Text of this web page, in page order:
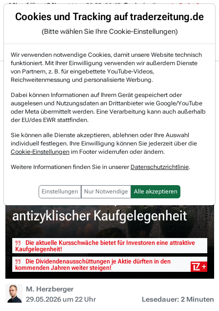
Trading-Room
% auf über +3 %. 06.08. 16:49 Trade des Tages 06.08.
Gratis Account Login
Jetzt registrieren und gratis Artikel lesen.
Bereits bei TraderFox registriert? Jetzt anmelden!
Home Börsen-Nachrichten
Meinungen
Talanx AG: Ein defensiver Dividenden-Champion mit ...
Talanx Watchlist
Talanx AG: Ein defensiver
Dividenden-Champion mit
antizyklischer Kaufgelegenheit
Die aktuelle Kursschwäche bietet für Investoren eine attraktive
Kaufgelegenheit!
Die Dividendenausschüttungen je Aktie dürften in den
kommenden Jahren weiter steigen!
M. Herzberger
29.05.2026 um 22 Uhr
Lesedauer: 2 Minuten
Cookies und Tracking auf traderzeitung.de
(Bitte wählen Sie Ihre Cookie-Einstellungen)
Wir verwenden notwendige Cookies, damit unsere Website technisch
funktioniert. Mit Ihrer Einwilligung verwenden wir außerdem Dienste
von Partnern, z. B. für eingebettete YouTube-Videos,
Reichweitenmessung und personalisierte Werbung.
Dabei können Informationen auf Ihrem Gerät gespeichert oder
ausgelesen und Nutzungsdaten an Drittanbieter wie Google/YouTube
oder Meta übermittelt werden. Eine Verarbeitung kann auch außerhalb
der EU/des EWR stattfinden.
Sie können alle Dienste akzeptieren, ablehnen oder Ihre Auswahl
individuell festlegen. Ihre Einwilligung können Sie jederzeit über die
Cookie-Einstellungen im Footer widerrufen oder ändern.
Weitere Informationen finden Sie in unserer Datenschutzrichtlinie.
Einstellungen Nur Notwendige Alle akzeptieren